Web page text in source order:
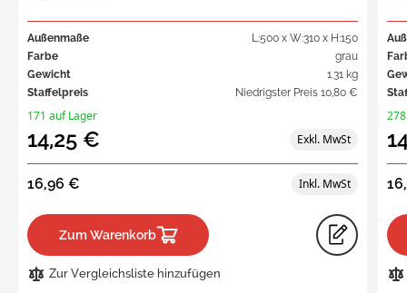
Außenmaße
L:500 x W:310 x H:150
Farbe
grau
Gewicht
1.31 kg
Staffelpreis
Niedrigster Preis 10,80 €
171 auf Lager
14,25 €
16,96 €
Zum Warenkorb
Zur Vergleichsliste hinzufügen